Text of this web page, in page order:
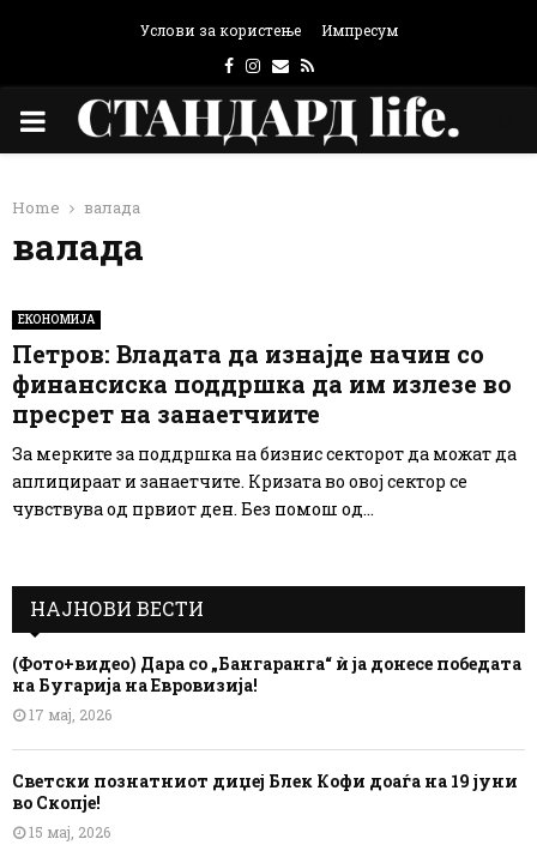
Услови за користење Импресум
Facebook
Instagram
Email
Rss
PRIMARY
Home валада
валада
ЕКОНОМИЈА
Петров: Владата да изнајде начин со
финансиска поддршка да им излезе во
пресрет на занаетчиите
За мерките за поддршка на бизнис секторот да можат да
аплицираат и занаетчите. Кризата во овој сектор се
чувствува од првиот ден. Без помош од...
НАЈНОВИ ВЕСТИ
(Фото+видео) Дара со „Бангаранга“ ѝ ја донесе победата
на Бугарија на Евровизија!
17 мај, 2026
Светски познатниот диџеј Блек Кофи доаѓа на 19 јуни
во Скопје!
15 мај, 2026